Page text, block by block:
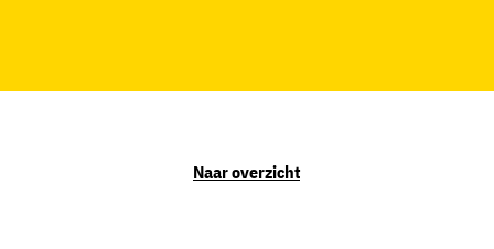
Naar overzicht